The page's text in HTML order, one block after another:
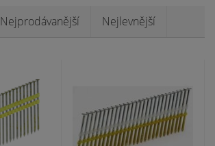
Nejprodávanější Nejlevnější